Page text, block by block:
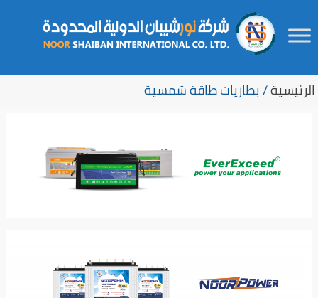
التجاوز
إلى
المحتوى
Skip
to
secondary
الرئيسية/ بطاريات طاقة شمسية